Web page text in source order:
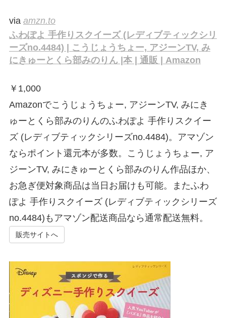
via amzn.to
ふわぽよ 手作りスクイーズ (レディブティックシリ
ーズno.4484) | こうじょうちょー, アジーンTV, み
にきゅーとくら部みのりん |本 | 通販 | Amazon
￥ 1,000
Amazonでこうじょうちょー, アジーンTV, みにき
ゅーとくら部みのりんのふわぽよ 手作りスクイー
ズ (レディブティックシリーズno.4484)。アマゾン
ならポイント還元本が多数。こうじょうちょー, ア
ジーンTV, みにきゅーとくら部みのりん作品ほか、
お急ぎ便対象商品は当日お届けも可能。またふわ
ぽよ 手作りスクイーズ (レディブティックシリーズ
no.4484)もアマゾン配送商品なら通常配送無料。
販売サイトへ